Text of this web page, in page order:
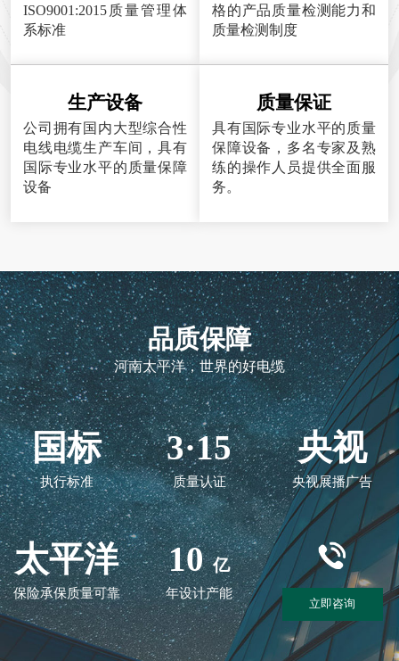
ISO9001:2015质量管理体
系标准
格的产品质量检测能力和
质量检测制度
生产设备
公司拥有国内大型综合性
电线电缆生产车间，具有
国际专业水平的质量保障
设备
质量保证
具有国际专业水平的质量
保障设备，多名专家及熟
练的操作人员提供全面服
务。
品质保障
河南太平洋，世界的好电缆
国标
执行标准
3·15
质量认证
央视
央视展播广告
太平洋
保险承保质量可靠
10 亿
年设计产能
立即咨询